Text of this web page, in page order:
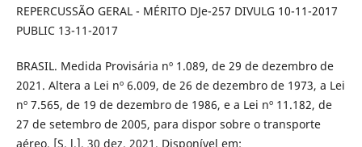
REPERCUSSÃO GERAL - MÉRITO DJe-257 DIVULG 10-11-2017
PUBLIC 13-11-2017
BRASIL. Medida Provisária nº 1.089, de 29 de dezembro de
2021. Altera a Lei nº 6.009, de 26 de dezembro de 1973, a Lei
nº 7.565, de 19 de dezembro de 1986, e a Lei nº 11.182, de
27 de setembro de 2005, para dispor sobre o transporte
aéreo. [S. l.], 30 dez. 2021. Disponível em: